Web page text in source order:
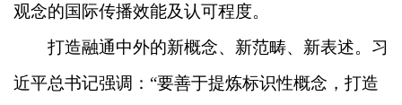
观念的国际传播效能及认可程度。
打造融通中外的新概念、新范畴、新表述。习
近平总书记强调：“要善于提炼标识性概念，打造